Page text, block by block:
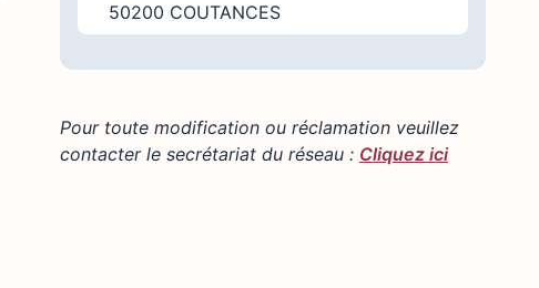
50200 COUTANCES
Pour toute modification ou réclamation veuillez
contacter le secrétariat du réseau : Cliquez ici